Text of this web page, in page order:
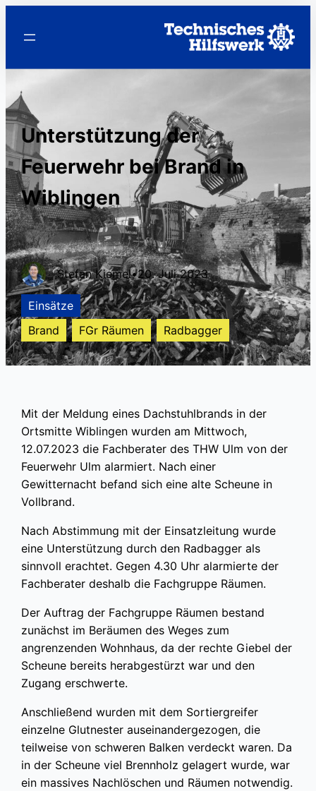
Unterstützung der
Feuerwehr bei Brand in
Wiblingen
Stefan Kiemel•20. Juli 2023
Einsätze
Brand
FGr Räumen Radbagger
Mit der Meldung eines Dachstuhlbrands in der
Ortsmitte Wiblingen wurden am Mittwoch,
12.07.2023 die Fachberater des THW Ulm von der
Feuerwehr Ulm alarmiert. Nach einer
Gewitternacht befand sich eine alte Scheune in
Vollbrand.
Nach Abstimmung mit der Einsatzleitung wurde
eine Unterstützung durch den Radbagger als
sinnvoll erachtet. Gegen 4.30 Uhr alarmierte der
Fachberater deshalb die Fachgruppe Räumen.
Der Auftrag der Fachgruppe Räumen bestand
zunächst im Beräumen des Weges zum
angrenzenden Wohnhaus, da der rechte Giebel der
Scheune bereits herabgestürzt war und den
Zugang erschwerte.
Anschließend wurden mit dem Sortiergreifer
einzelne Glutnester auseinandergezogen, die
teilweise von schweren Balken verdeckt waren. Da
in der Scheune viel Brennholz gelagert wurde, war
ein massives Nachlöschen und Räumen notwendig.